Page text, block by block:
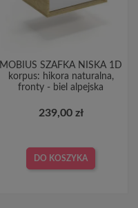
MOBIUS SZAFKA NISKA 1D
korpus: hikora naturalna,
fronty - biel alpejska
239,00 zł
DO KOSZYKA